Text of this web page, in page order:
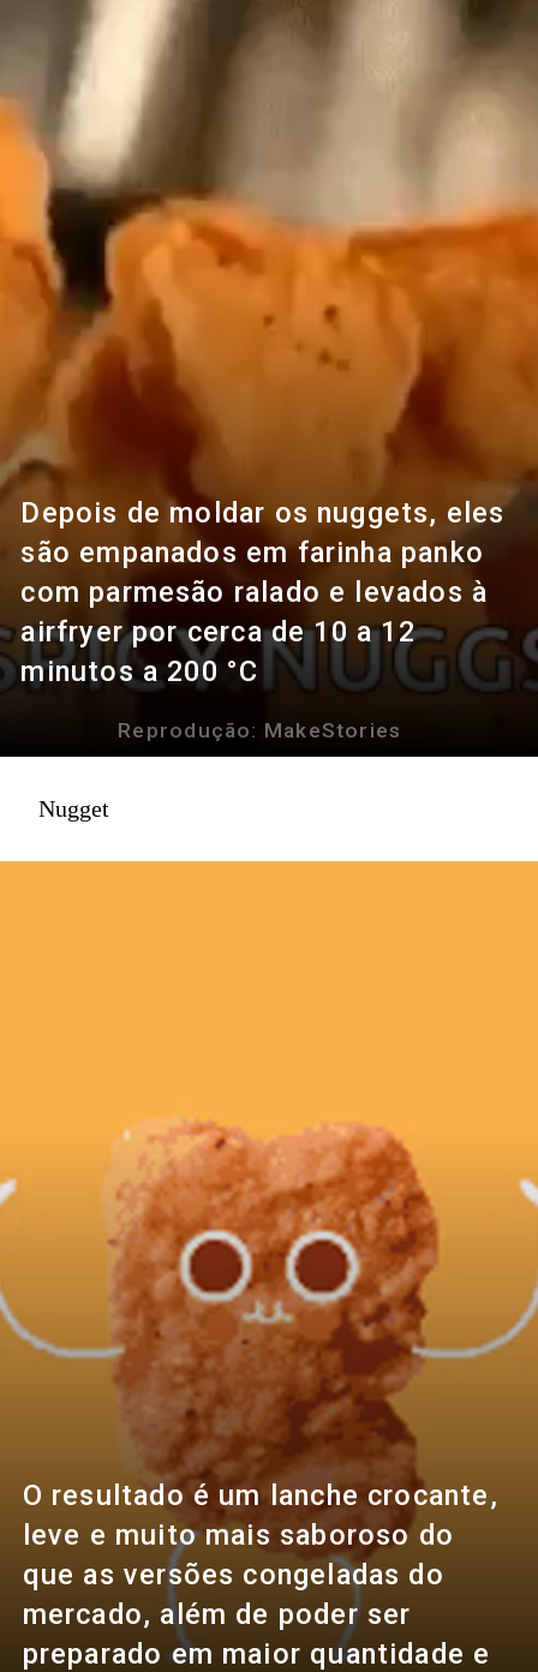
Depois de moldar os nuggets, eles
são empanados em farinha panko
com parmesão ralado e levados à
airfryer por cerca de 10 a 12
minutos a 200 °C
Reprodução: MakeStories
Nugget
O resultado é um lanche crocante,
leve e muito mais saboroso do
que as versões congeladas do
mercado, além de poder ser
preparado em maior quantidade e